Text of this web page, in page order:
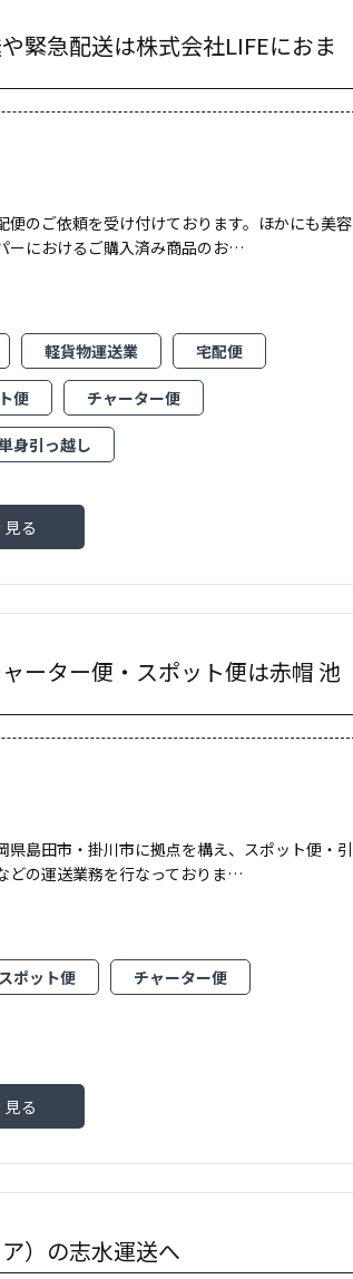
緊急配送は株式会社LIFEにおま
便のご依頼を受け付けております。ほかにも美容
ーにおけるご購入済み商品のお…
軽貨物運送業 宅配便
便 チャーター便
身引っ越し
る
ーター便・スポット便は赤帽 池
島田市・掛川市に拠点を構え、スポット便・引
どの運送業務を行なっておりま…
スポット便 チャーター便
る
）の志水運送へ